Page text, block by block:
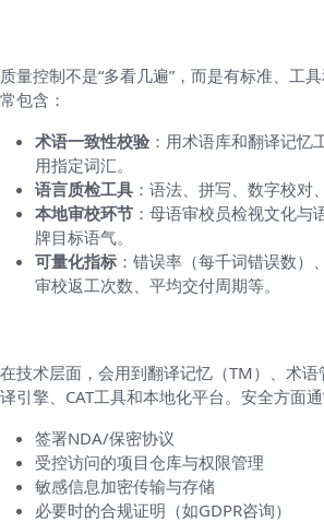
质量控制不是“多看几遍”，而是有标准、工
常包含：
术语一致性校验：用术语库和翻译记忆
用指定词汇。
语言质检工具 ：语法、拼写、数字校对
本地审校环节 ：母语审校员检视文化与
牌目标语气。
可量化指标 ：错误率（每千词错误数）
审校返工次数、平均交付周期等。
在技术层面，会用到翻译记忆（TM）、术
译引擎、CAT工具和本地化平台。安全方面通
签署NDA/保密协议
受控访问的项目仓库与权限管理
敏感信息加密传输与存储
必要时的合规证明（如GDPR咨询）